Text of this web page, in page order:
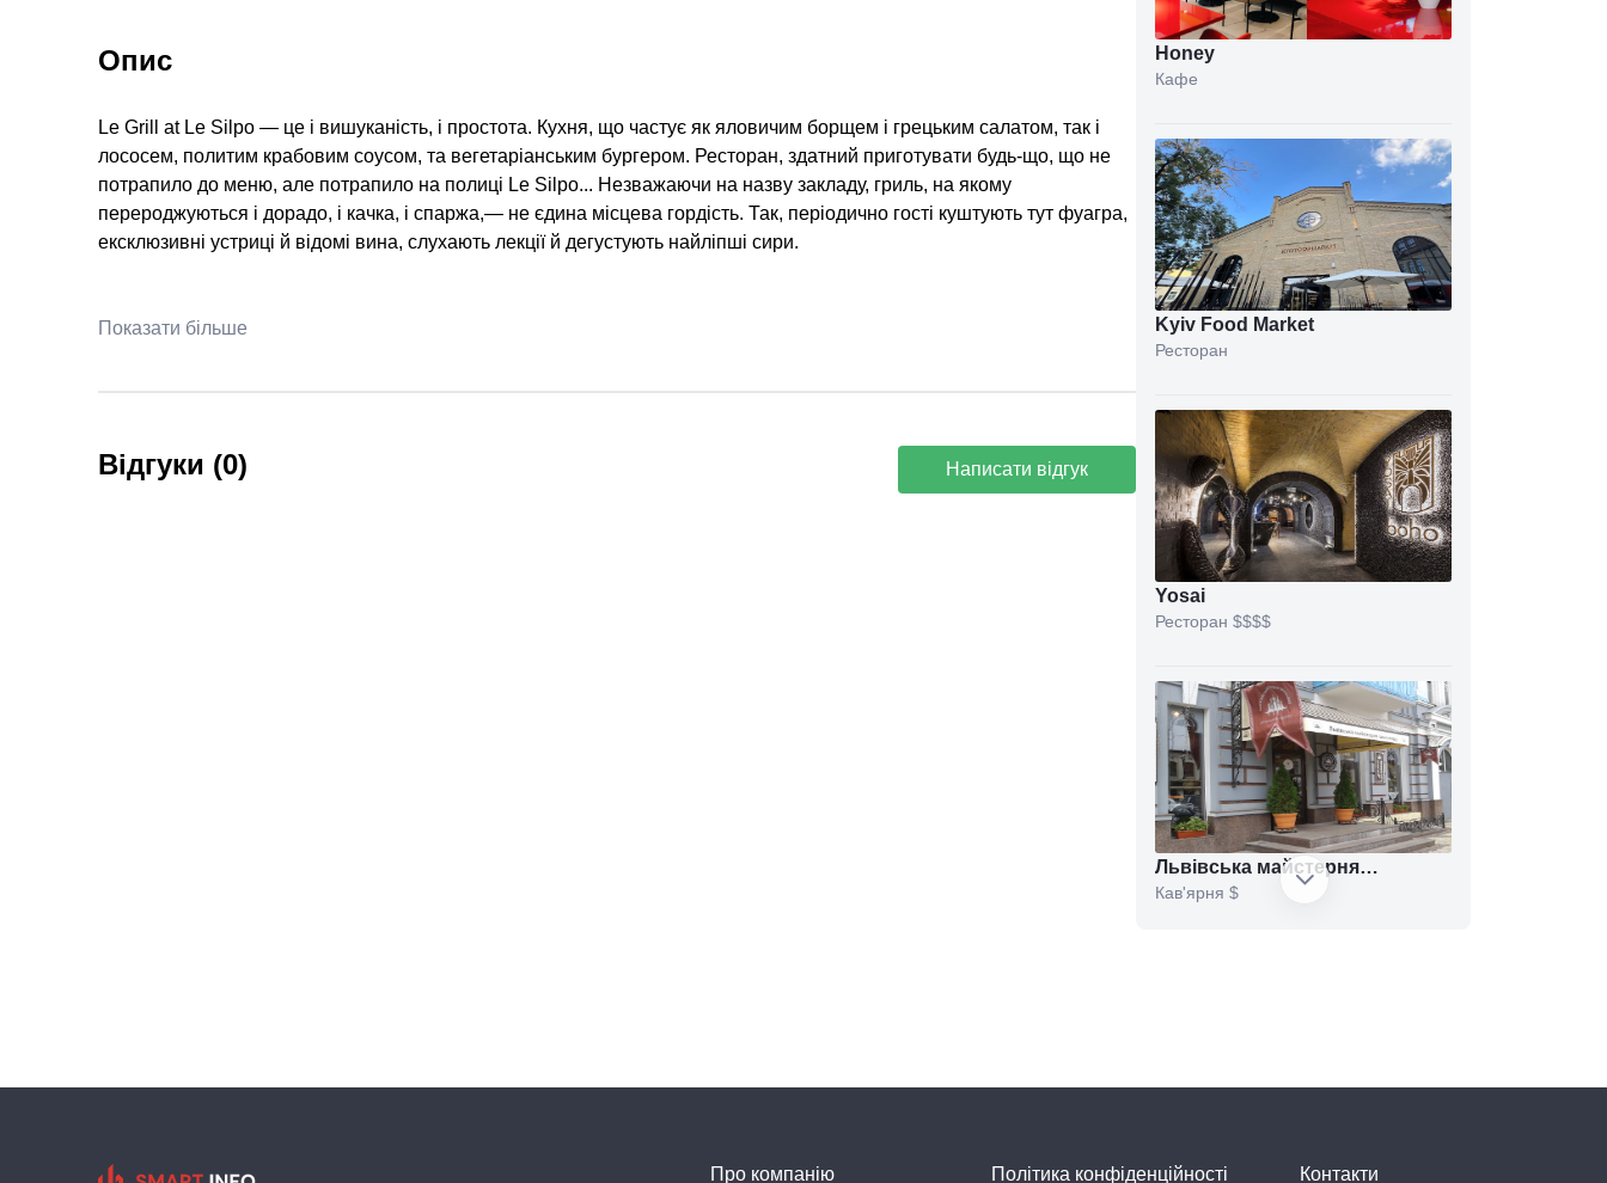
Опис
Le Grill at Le Silpo — це і вишуканість, і простота. Кухня, що частує як яловичим борщем і грецьким салатом, так і
лососем, политим крабовим соусом, та вегетаріанським бургером. Ресторан, здатний приготувати будь-що, що не
потрапило до меню, але потрапило на полиці Le Silpo... Незважаючи на назву закладу, гриль, на якому
перероджуються і дорадо, і качка, і спаржа,— не єдина місцева гордість. Так, періодично гості куштують тут фуагра,
ексклюзивні устриці й відомі вина, слухають лекції й дегустують найліпші сири.
Показати більше
Відгуки (0) Написати відгук
Honey
Кафе
Kyiv Food Market
Ресторан
Yosai
Ресторан $$$$
Львівська майстерня
шоколаду
Кав'ярня $
Бар
Про компанію Політика конфіденційності Контакти